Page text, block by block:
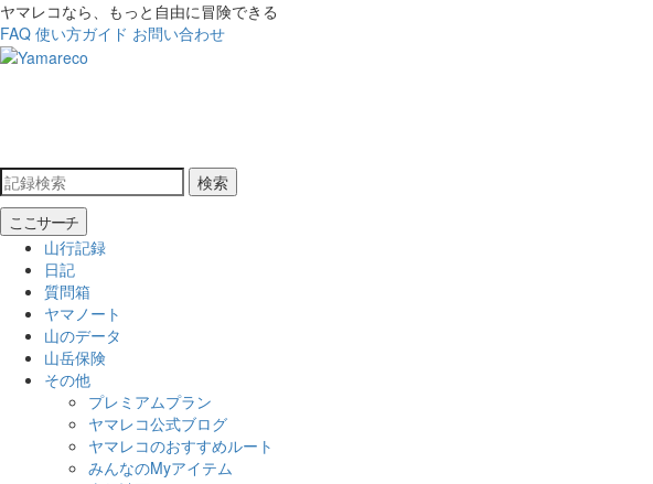
ヤマレコなら、もっと自由に冒険できる
FAQ 使い方ガイド お問い合わせ
検索
ここサーチ
山行記録
日記
質問箱
ヤマノート
山のデータ
山岳保険
その他
プレミアムプラン
ヤマレコ公式ブログ
ヤマレコのおすすめルート
みんなのMyアイテム